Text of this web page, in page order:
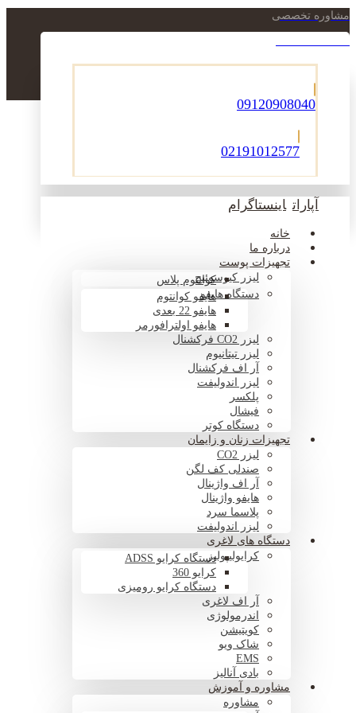
مشاوره تخصصی
09120908040
02191012577
آپارات اینستاگرام
خانه
درباره ما
تجهیزات پوست
لیزر کیوسوئیچکوانتوم پلاس
دستگاه هایفوهایفو کوانتوم
هایفو 22 بعدی
هایفو اولترافورمر
لیزر CO2 فرکشنال
لیزر تیتانیوم
آر اف فرکشنال
لیزر اندولیفت
پلکسر
فیشال
دستگاه کوتر
تجهیزات زنان و زایمان
لیزر CO2
صندلی کف لگن
آر اف واژینال
هایفو واژینال
پلاسما سرد
لیزر اندولیفت
دستگاه های لاغری
کرایولیپولیزدستگاه کرایو ADSS
کرایو 360
دستگاه کرایو رومیزی
آر اف لاغری
اندرمولوژی
کویتیشن
شاک ویو
EMS
بادی آنالیز
مشاوره و آموزش
مشاوره